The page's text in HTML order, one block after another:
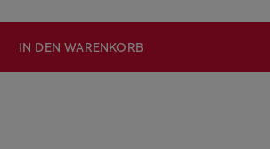
IN DEN WARENKORB